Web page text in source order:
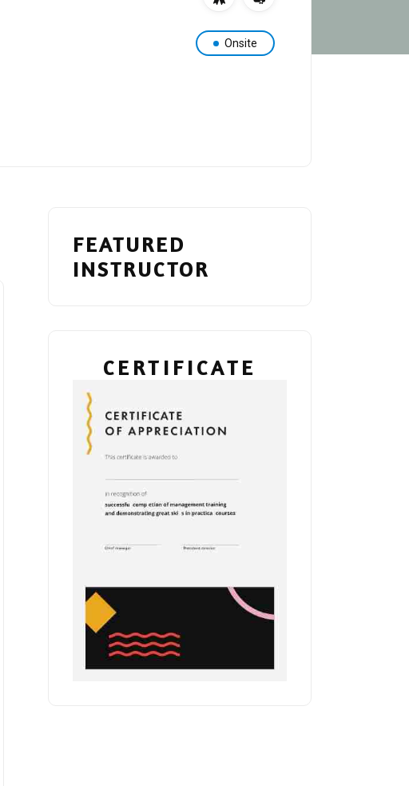
Onsite
FEATURED
INSTRUCTOR
CERTIFICATE